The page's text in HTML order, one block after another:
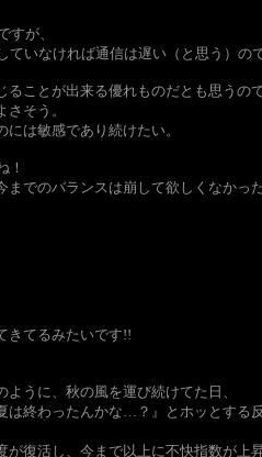
すが、
ていなければ通信は遅い（と思う）
ることが出来る優れものだとも思う
そう。
は敏感であり続けたい。
！
までのバランスは崩して欲しくなかっ
てきてるみたいです!!
うに、秋の風を運び続けてた日、
は終わったんかな…？』とホッとする
が復活し、今まで以上に不快指数が上